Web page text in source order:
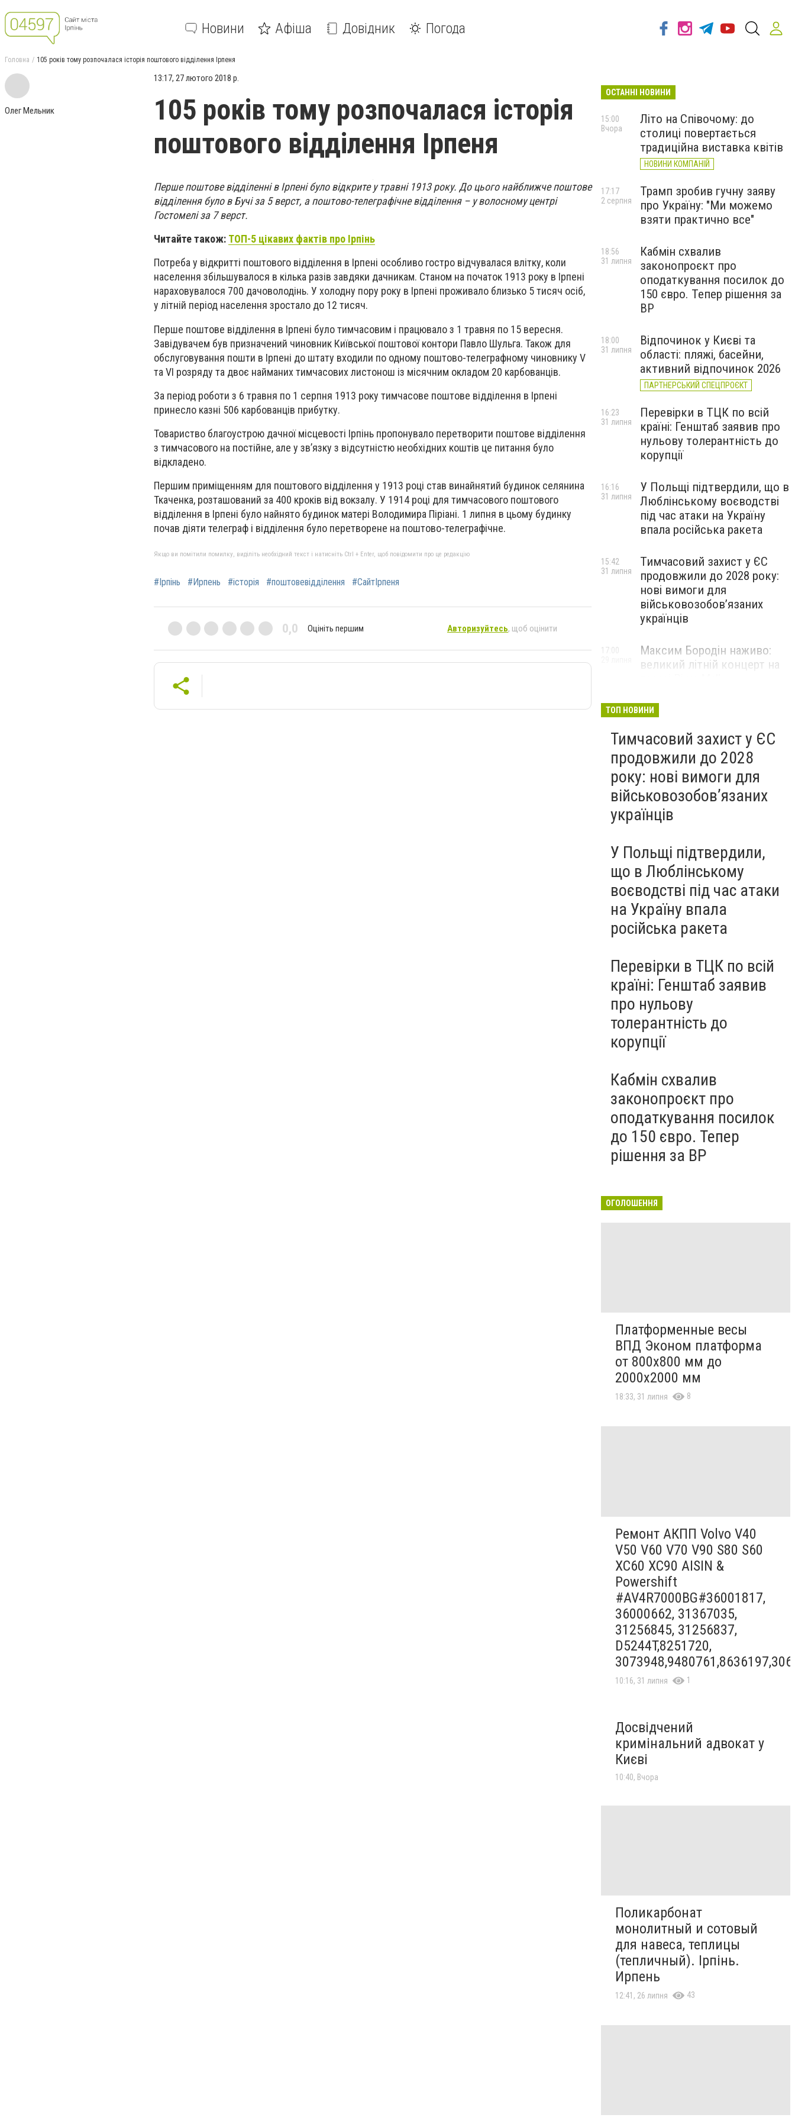
Новини Афіша Довідник Погода
Головна 105 років тому розпочалася історія поштового відділення Ірпеня
Олег Мельник
13:17, 27 лютого 2018 р.
105 років тому розпочалася історія
поштового відділення Ірпеня
Перше поштове відділенні в Ірпені було відкрите у травні 1913 року. До цього найближче поштове
відділення було в Бучі за 5 верст, а поштово-телеграфічне відділення – у волосному центрі
Гостомелі за 7 верст.
Читайте також: ТОП-5 цікавих фактів про Ірпінь
Потреба у відкритті поштового відділення в Ірпені особливо гостро відчувалася влітку, коли
населення збільшувалося в кілька разів завдяки дачникам. Станом на початок 1913 року в Ірпені
нараховувалося 700 дачоволодінь. У холодну пору року в Ірпені проживало близько 5 тисяч осіб,
у літній період населення зростало до 12 тисяч.
Перше поштове відділення в Ірпені було тимчасовим і працювало з 1 травня по 15 вересня.
Завідувачем був призначений чиновник Київської поштової контори Павло Шульга. Також для
обслуговування пошти в Ірпені до штату входили по одному поштово-телеграфному чиновнику V
та VI розряду та двоє найманих тимчасових листонош із місячним окладом 20 карбованців.
За період роботи з 6 травня по 1 серпня 1913 року тимчасове поштове відділення в Ірпені
принесло казні 506 карбованців прибутку.
Товариство благоустрою дачної місцевості Ірпінь пропонувало перетворити поштове відділення
з тимчасового на постійне, але у зв’язку з відсутністю необхідних коштів це питання було
відкладено.
Першим приміщенням для поштового відділення у 1913 році став винайнятий будинок селянина
Ткаченка, розташований за 400 кроків від вокзалу. У 1914 році для тимчасового поштового
відділення в Ірпені було найнято будинок матері Володимира Піріані. 1 липня в цьому будинку
почав діяти телеграф і відділення було перетворене на поштово-телеграфічне.
Якщо ви помітили помилку, виділіть необхідний текст і натисніть Ctrl + Enter, щоб повідомити про це редакцію
#Ірпінь #Ирпень #історія #поштовевідділення #СайтІрпеня
0,0 Оцініть першим Авторизуйтесь, щоб оцінити
ОСТАННІ НОВИНИ
Літо на Співочому: до
столиці повертається
традиційна виставка квітів
НОВИНИ КОМПАНІЙ
15:00
Вчора
Трамп зробив гучну заяву
про Україну: "Ми можемо
взяти практично все"
17:17
2 серпня
Кабмін схвалив
законопроєкт про
оподаткування посилок до
150 євро. Тепер рішення за
ВР
18:56
31 липня
Відпочинок у Києві та
області: пляжі, басейни,
активний відпочинок 2026
ПАРТНЕРСЬКИЙ СПЕЦПРОЄКТ
18:00
31 липня
Перевірки в ТЦК по всій
країні: Генштаб заявив про
нульову толерантність до
корупції
16:23
31 липня
У Польщі підтвердили, що в
Люблінському воєводстві
під час атаки на Україну
впала російська ракета
16:16
31 липня
Тимчасовий захист у ЄС
продовжили до 2028 року:
нові вимоги для
військовозобов’язаних
українців
15:42
31 липня
Максим Бородін наживо:
великий літній концерт на
17:00
ТОП НОВИНИ
Тимчасовий захист у ЄС
продовжили до 2028
року: нові вимоги для
військовозобов’язаних
українців
У Польщі підтвердили,
що в Люблінському
воєводстві під час атаки
на Україну впала
російська ракета
Перевірки в ТЦК по всій
країні: Генштаб заявив
про нульову
толерантність до
корупції
Кабмін схвалив
законопроєкт про
оподаткування посилок
до 150 євро. Тепер
рішення за ВР
ОГОЛОШЕННЯ
Платформенные весы
ВПД Эконом платформа
от 800х800 мм до
2000х2000 мм
18:33, 31 липня 8
Ремонт АКПП Volvo V40
V50 V60 V70 V90 S80 S60
XC60 XC90 AISIN &
Powershift
#AV4R7000BG#36001817,
36000662, 31367035,
31256845, 31256837,
D5244T,8251720,
10:16, 31 липня 1
Досвідчений
кримінальний адвокат у
Києві
10:40, Вчора
Поликарбонат
монолитный и сотовый
для навеса, теплицы
(тепличный). Ірпінь.
Ирпень
12:41, 26 липня 43